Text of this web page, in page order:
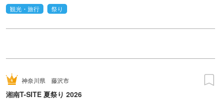
観光・旅行
祭り
神奈川県 藤沢市
湘南T-SITE 夏祭り 2026